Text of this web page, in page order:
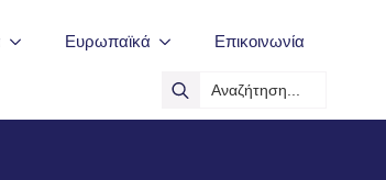
Ευρωπαϊκά Επικοινωνία
Search